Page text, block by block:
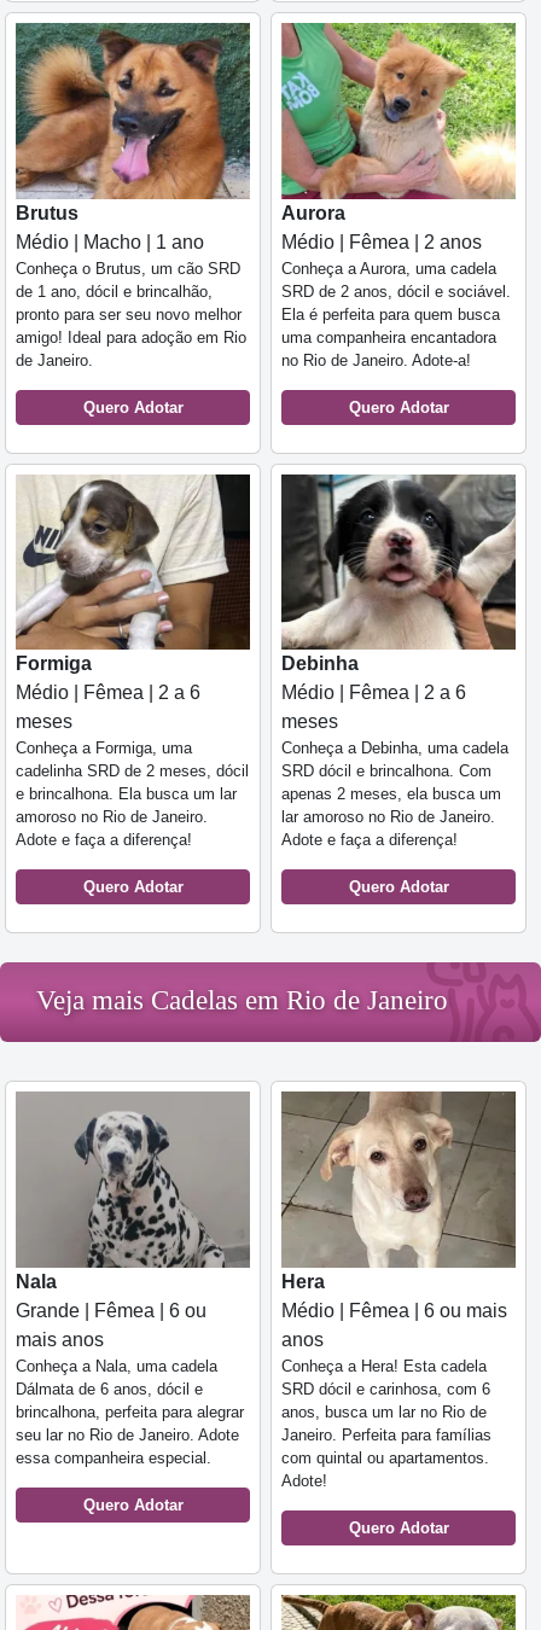
Brutus
Médio | Macho | 1 ano
Conheça o Brutus, um cão SRD
de 1 ano, dócil e brincalhão,
pronto para ser seu novo melhor
amigo! Ideal para adoção em Rio
de Janeiro.
Quero Adotar
Aurora
Médio | Fêmea | 2 anos
Conheça a Aurora, uma cadela
SRD de 2 anos, dócil e sociável.
Ela é perfeita para quem busca
uma companheira encantadora
no Rio de Janeiro. Adote-a!
Quero Adotar
Formiga
Médio | Fêmea | 2 a 6
meses
Conheça a Formiga, uma
cadelinha SRD de 2 meses, dócil
e brincalhona. Ela busca um lar
amoroso no Rio de Janeiro.
Adote e faça a diferença!
Quero Adotar
Debinha
Médio | Fêmea | 2 a 6
meses
Conheça a Debinha, uma cadela
SRD dócil e brincalhona. Com
apenas 2 meses, ela busca um
lar amoroso no Rio de Janeiro.
Adote e faça a diferença!
Quero Adotar
Veja mais Cadelas em Rio de Janeiro
Nala
Grande | Fêmea | 6 ou
mais anos
Conheça a Nala, uma cadela
Dálmata de 6 anos, dócil e
brincalhona, perfeita para alegrar
seu lar no Rio de Janeiro. Adote
essa companheira especial.
Quero Adotar
Hera
Médio | Fêmea | 6 ou mais
anos
Conheça a Hera! Esta cadela
SRD dócil e carinhosa, com 6
anos, busca um lar no Rio de
Janeiro. Perfeita para famílias
com quintal ou apartamentos.
Adote!
Quero Adotar